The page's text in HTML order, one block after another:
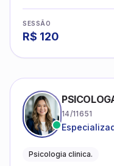
SESSÃO
R$ 120
14/11651
Psicologia clinica.